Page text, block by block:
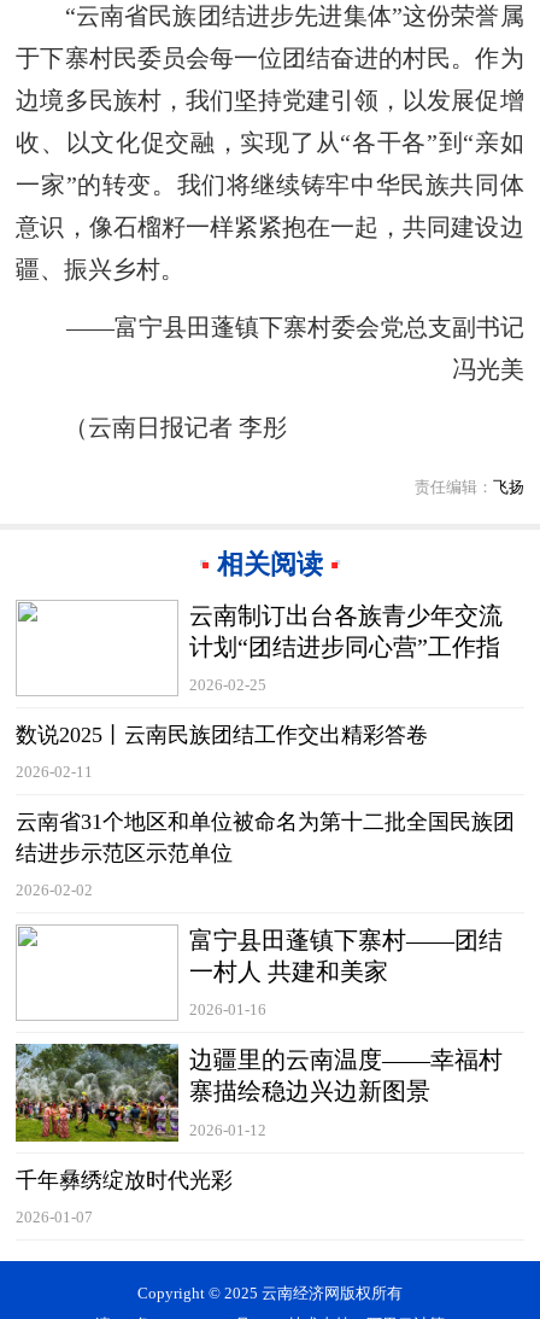
“云南省民族团结进步先进集体”这份荣誉属
于下寨村民委员会每一位团结奋进的村民。作为
边境多民族村，我们坚持党建引领，以发展促增
收、以文化促交融，实现了从“各干各”到“亲如
一家”的转变。我们将继续铸牢中华民族共同体
意识，像石榴籽一样紧紧抱在一起，共同建设边
疆、振兴乡村。
——富宁县田蓬镇下寨村委会党总支副书记
冯光美
（云南日报记者 李彤
责任编辑： 飞扬
相关阅读
云南制订出台各族青少年交流
计划“团结进步同心营”工作指
南
2026-02-25
数说2025丨云南民族团结工作交出精彩答卷
2026-02-11
云南省31个地区和单位被命名为第十二批全国民族团
结进步示范区示范单位
2026-02-02
富宁县田蓬镇下寨村——团结
一村人 共建和美家
2026-01-16
边疆里的云南温度——幸福村
寨描绘稳边兴边新图景
2026-01-12
千年彝绣绽放时代光彩
2026-01-07
Copyright © 2025 云南经济网版权所有